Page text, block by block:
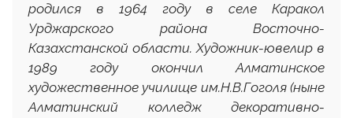
родился в 1964 году в селе Каракол
Урджарского района Восточно-
Казахстанской области. Художник-ювелир в
1989 году окончил Алматинское
художественное училище им.Н.В.Гоголя (ныне
Алматинский колледж декоративно-